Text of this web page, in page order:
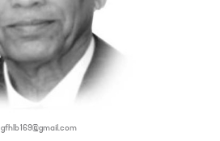
gfhlb169@gmail.com